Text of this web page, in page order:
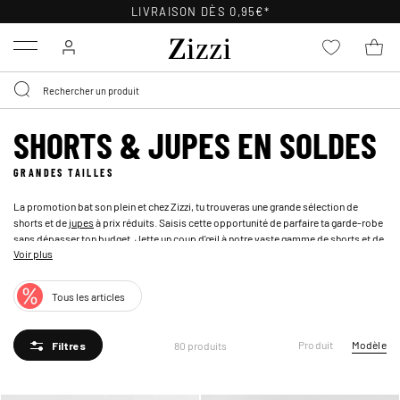
POLITIQUE DE RETOUR DE 30 JOURS
Menu
SHORTS & JUPES EN SOLDES
GRANDES TAILLES
La promotion bat son plein et chez Zizzi, tu trouveras une grande sélection de
shorts et dejupesà prix réduits. Saisis cette opportunité de parfaire ta garde-robe
sans dépasser ton budget. Jette un coup d'œil à notre vaste gamme deshortset de
jupes grandes tailles en promotion !
Voir plus
Tous les articles
Filtres 80 produits Produit Modèle